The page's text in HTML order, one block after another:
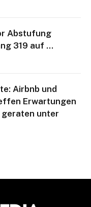
Abstufung
319 auf …
Airbnb und
Erwartungen
geraten unter